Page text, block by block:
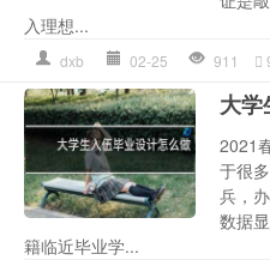
入理想...
dxb 02-25 911
大学
2021
于很
兵，
数据
籍临近毕业学...